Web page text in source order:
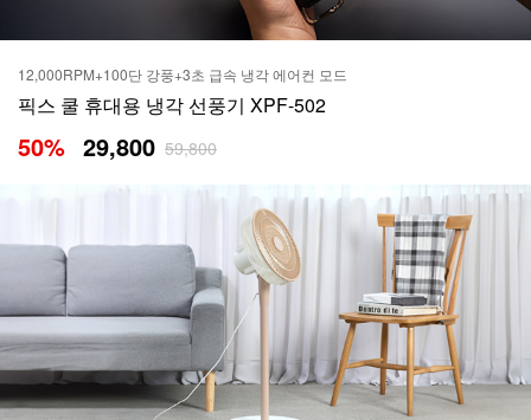
12,000RPM+100단 강풍+3초 급속 냉각 에어컨 모드
픽스 쿨 휴대용 냉각 선풍기 XPF-502
50% 29,800 59,800